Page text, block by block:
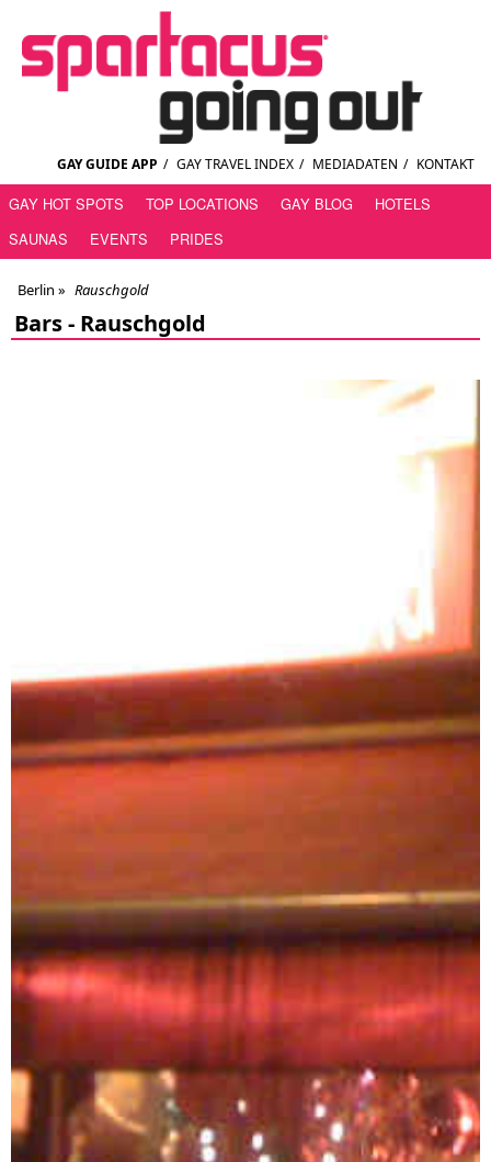
GAY GUIDE APP / GAY TRAVEL INDEX / MEDIADATEN / KONTAKT
GAY HOT SPOTS TOP LOCATIONS GAY BLOG
HOTELS
SAUNAS
EVENTS PRIDES
Berlin » Rauschgold
Bars - Rauschgold